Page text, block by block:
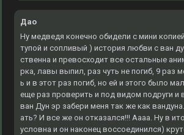
Дао
Ну медведя конечно обидели с мини
тупой и сопливый ) история любви с ван
ственна и превосходит все остальные
рка, лавы выпил, раз чуть не погиб, 9 раз
ь и в этот раз погиб, но ей и этого было
еще раз проверить и под видом подруги и
ван Дун эр забери меня так же как
ать? И все же он отказался!!! Аааа. Ну в
условна и он наконец воссоединился)